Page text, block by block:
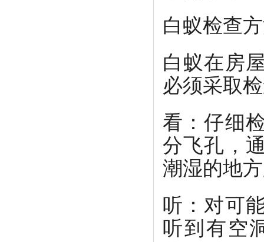
白蚁检查
白蚁在房
必须采取
看：仔细
分飞孔，
潮湿的地
听：对可
听到有空